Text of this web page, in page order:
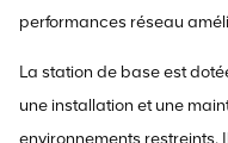
performances réseau
La station de base est
une installation et une
environnements restreints.